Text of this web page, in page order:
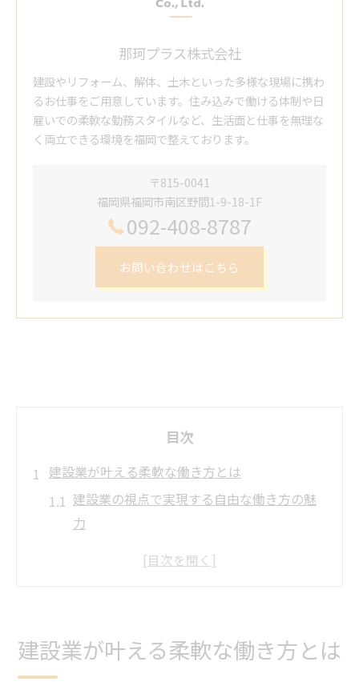
那珂プラス株式会社
建設やリフォーム、解体、土木といった多様な現場に携わ
るお仕事をご用意しています。住み込みで働ける体制や日
雇いでの柔軟な勤務スタイルなど、生活面と仕事を無理な
く両立できる環境を福岡で整えております。
〒815-0041
福岡県福岡市南区野間1-9-18-1F
092-408-8787
お問い合わせはこちら
目次
建設業が叶える柔軟な働き方とは
建設業の視点で実現する自由な働き方の魅
力
建設業の柔軟性と自分らしい生活の調和法
建設業を選ぶ理由と安定収入への可能性
建設業を軸にした安定収入の道標
建設業が叶える柔軟な働き方とは